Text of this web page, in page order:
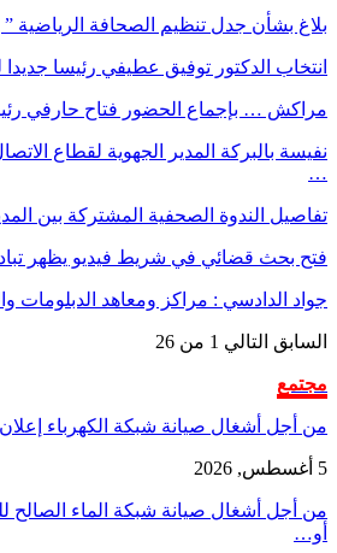
بلاغ بشأن جدل تنظيم الصحافة الرياضية ”
انتخاب الدكتور توفيق عطيفي رئيسا
مراكش … بإجماع الحضور فتاح حارفي
نفيسة بالبركة المدير الجهوية لقطاع
…
تفاصيل الندوة الصحفية المشتركة بين
فتح بحث قضائي في شريط فيديو يظهر
جواد الدادسي : مراكز ومعاهد الدبلومات
السابق التالي 1 من 26
مجتمع
من أجل أشغال صيانة شبكة الكهرباء
5 أغسطس, 2026
من أجل أشغال صيانة شبكة الماء
أو…